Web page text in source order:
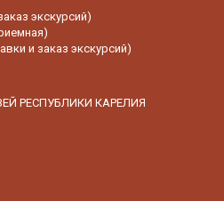
экскурсий)
и заказ экскурсий)
РЕСПУБЛИКИ КАРЕЛИЯ